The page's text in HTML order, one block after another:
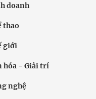
doanh
thao
giới
hóa - Giải trí
nghệ